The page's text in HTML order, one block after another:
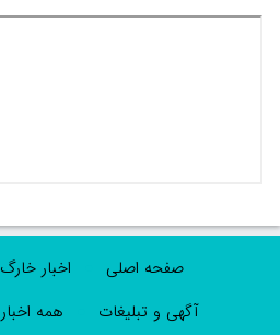
صفحه اصلی اخبار خارگ
آگهی و تبلیغات
همه اخبار